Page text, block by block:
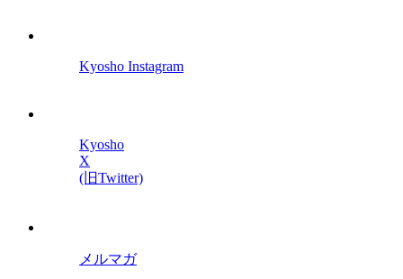
Kyosho Instagram
Kyosho
X
(旧Twitter)
メルマガ